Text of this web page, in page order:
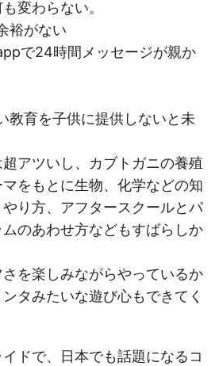
変わらない。
裕がない
で24時間メッセージが親か
教育を子供に提供しないと未
アツいし、カブトガニの養殖
をもとに生物、化学などの知
り方、アフタースクールとパ
のあわせ方などもすばらしか
を楽しみながらやっているか
タみたいな遊び心もできてく
ドで、日本でも話題になるコ